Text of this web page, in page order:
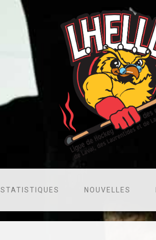
STATISTIQUES NOUVELLES